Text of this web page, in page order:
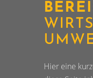
Hier eine